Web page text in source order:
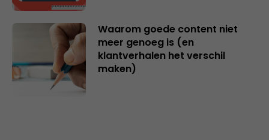
Waarom goede content niet
meer genoeg is (en
klantverhalen het verschil
maken)